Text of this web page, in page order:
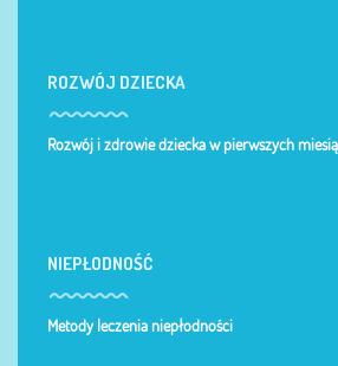
ROZWÓJ DZIECKA
Rozwój i zdrowie dziecka w pierwszych
NIEPŁODNOŚĆ
Metody leczenia niepłodności